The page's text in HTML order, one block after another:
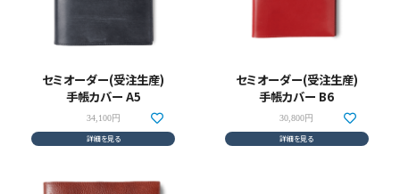
セミオーダー(受注生産)
手帳カバー A5
34,100円
詳細を見る
セミオーダー(受注生産)
手帳カバー B6
30,800円
詳細を見る